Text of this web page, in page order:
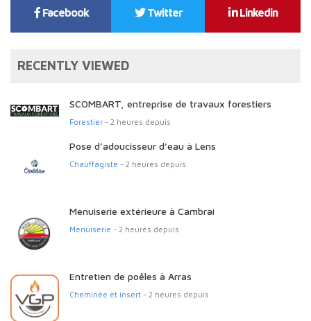
Facebook Twitter Linkedin
RECENTLY VIEWED
SCOMBART, entreprise de travaux forestiers
Forestier- 2 heures depuis
Pose d’adoucisseur d’eau à Lens
Chauffagiste - 2 heures depuis
Menuiserie extérieure à Cambrai
Menuiserie - 2 heures depuis
Entretien de poêles à Arras
Cheminée et insert- 2 heures depuis